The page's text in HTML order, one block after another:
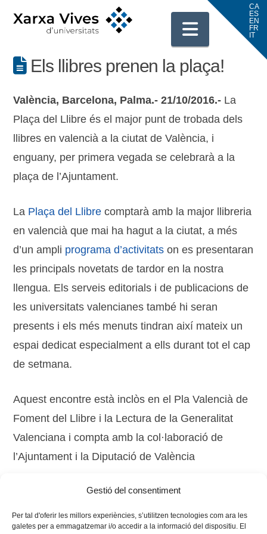
Gestió del consentiment
Per tal d'oferir les millors experiències, s’utilitzen tecnologies com ara les
galetes per a emmagatzemar i/o accedir a la informació del dispositiu. El
Els llibres prenen la plaça!
València, Barcelona, Palma.- 21/10/2016.- La
Plaça del Llibre és el major punt de trobada dels
llibres en valencià a la ciutat de València, i
enguany, per primera vegada se celebrarà a la
plaça de l’Ajuntament.
La Plaça del Llibre comptarà amb la major llibreria
en valencià que mai ha hagut a la ciutat, a més
d’un ampli programa d’activitats on es presentaran
les principals novetats de tardor en la nostra
llengua. Els serveis editorials i de publicacions de
les universitats valencianes també hi seran
presents i els més menuts tindran així mateix un
espai dedicat especialment a ells durant tot el cap
de setmana.
Aquest encontre està inclòs en el Pla Valencià de
Foment del Llibre i la Lectura de la Generalitat
Valenciana i compta amb la col·laboració de
l’Ajuntament i la Diputació de València
editorials,llibres,plaça